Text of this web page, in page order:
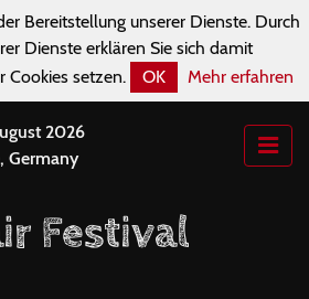
Bereitstellung unserer Dienste. Durch
Dienste erklären Sie sich damit
Cookies setzen.
OK Mehr erfahren
2026
Germany
Festival